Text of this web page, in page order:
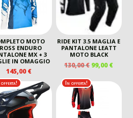
MOTO
ENDURO
MX + 3
IN OMAGGIO
145,00€
RIDE KIT 3.5 MAGLIA E
PANTALONE LEATT
MOTO BLACK
130,00€ IL
ORIGINALE
ERA:
130,00 €.
99,00€IL
In offerta!